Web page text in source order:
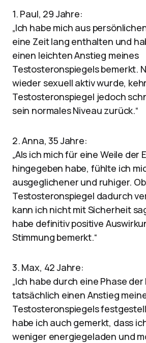
1. Paul, 29 Jahre:
„Ich habe mich aus
eine Zeit lang enthalten und
einen leichten Anstieg meines
Testosteronspiegels bemerkt.
wieder sexuell aktiv wurde,
Testosteronspiegel jedoch
sein normales Niveau zurück.“
2. Anna, 35 Jahre:
„Als ich mich für eine Weile der
hingegeben habe, fühlte ich
ausgeglichener und ruhiger.
Testosteronspiegel dadurch
kann ich nicht mit Sicherheit
habe definitiv positive
Stimmung bemerkt.“
3. Max, 42 Jahre:
„Ich habe durch eine Phase
tatsächlich einen Anstieg
Testosteronspiegels
habe ich auch gemerkt, dass
weniger energiegeladen und